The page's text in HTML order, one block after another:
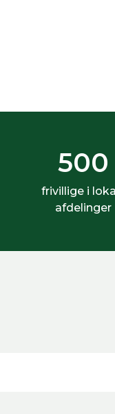
500
frivillige i
afdelinger